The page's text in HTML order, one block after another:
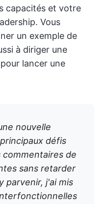
capacités et votre
Vous
un exemple de
à diriger une
lancer une
nouvelle
défis
de
sans retarder
parvenir, j'ai mis